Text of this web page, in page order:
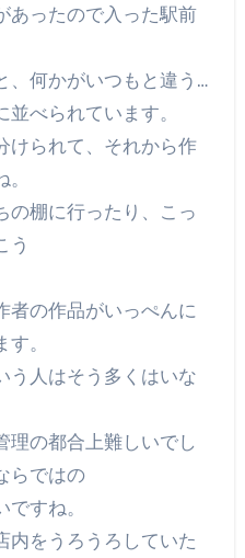
あったので入った駅前
、何かがいつもと違う…
べられています。
けられて、それから作
の棚に行ったり、こっ
う
者の作品がいっぺんに
。
う人はそう多くはいな
理の都合上難しいでし
らではの
すね。
内をうろうろしていた